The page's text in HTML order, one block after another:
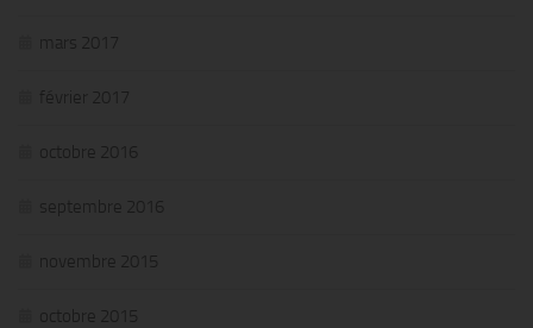
mars 2017
février 2017
octobre 2016
septembre 2016
novembre 2015
octobre 2015